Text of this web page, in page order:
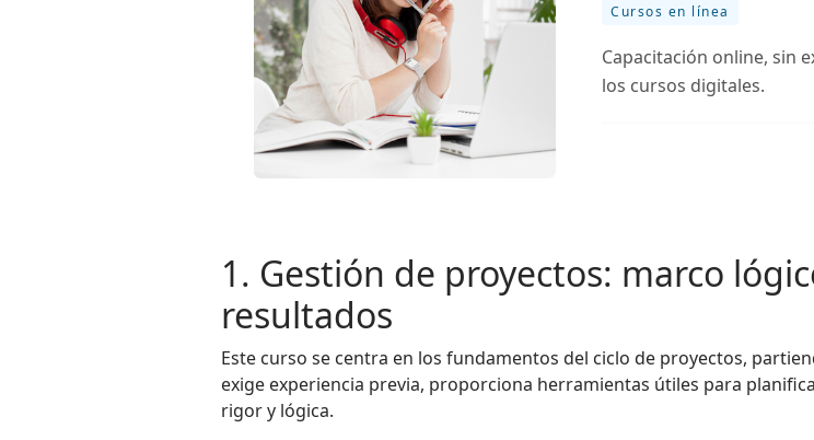
Cursos en línea
Capacitación online, sin
los cursos digitales.
1. Gestión de proyectos: marco
resultados
Este curso se centra en los fundamentos del ciclo de proyectos,
exige experiencia previa, proporciona herramientas útiles para
rigor y lógica.